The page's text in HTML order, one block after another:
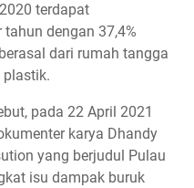
terdapat
dengan 37,4%
dari rumah tangga
plastik.
pada 22 April 2021
karya Dhandy
yang berjudul Pulau
isu dampak buruk